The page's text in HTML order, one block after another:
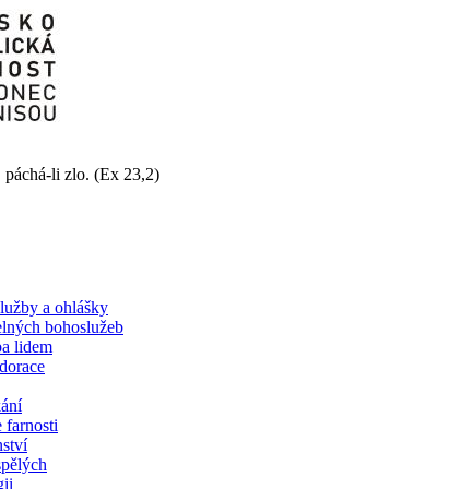
páchá-li zlo. (Ex 23,2)
a ohlášky
bohoslužeb
lidem
farnosti